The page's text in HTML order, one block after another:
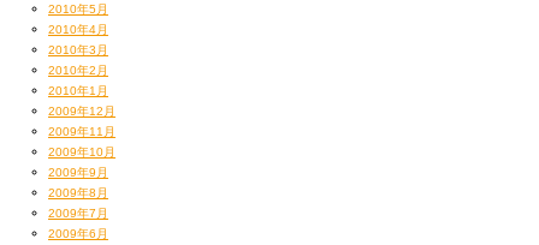
2010年5月
2010年4月
2010年3月
2010年2月
2010年1月
2009年12月
2009年11月
2009年10月
2009年9月
2009年8月
2009年7月
2009年6月